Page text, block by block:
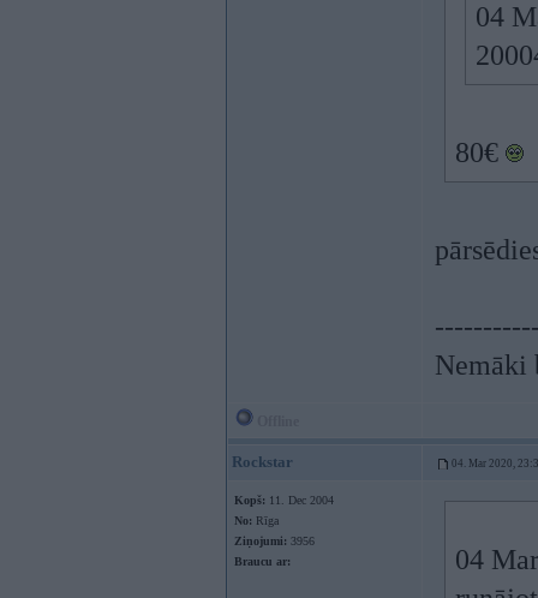
04
80€
Nemāki
Rockstar 04. Mar 2020,
Kopš: 11. Dec 2004
No: Rīga
Ziņojumi: 3956
Braucu ar:
04